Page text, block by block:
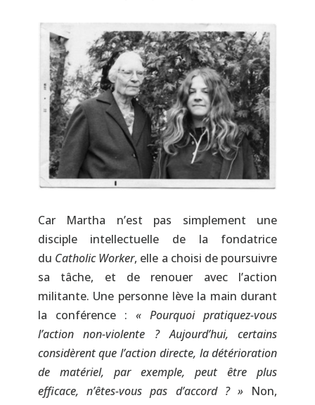
Car Martha n’est pas simplement une
disciple intellectuelle de la fondatrice
du Catholic Worker, elle a choisi de poursuivre
sa tâche, et de renouer avec l’action
militante. Une personne lève la main durant
la conférence :« Pourquoi pratiquez-vous
l’action non-violente ? Aujourd’hui, certains
considèrent que l’action directe, la détérioration
de matériel, par exemple, peut être plus
efficace, n’êtes-vous pas d’accord ? » Non,